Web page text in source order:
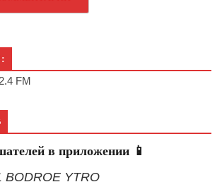
FM
в приложении 📱
BODROE YTRO